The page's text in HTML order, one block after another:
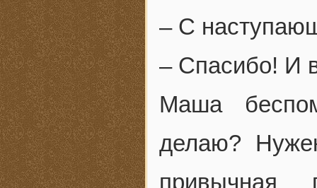
– С
– Спасибо! И
Маша
делаю?
привычная